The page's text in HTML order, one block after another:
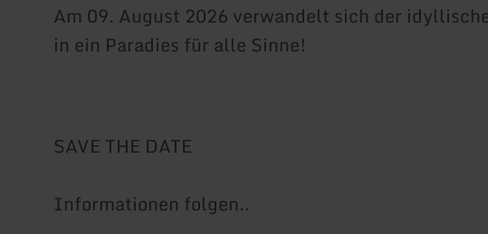
Am 09. August 2026 verwandelt sich der
in ein Paradies für alle Sinne!
SAVE THE DATE
Informationen folgen..